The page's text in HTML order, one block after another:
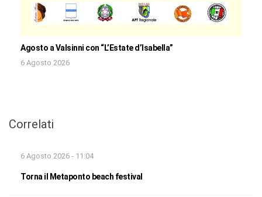
Agosto a Valsinni con “L’Estate d’Isabella”
6 Agosto 2026
Correlati
6 Agosto 2026 - 11:04
Torna il Metaponto beach festival